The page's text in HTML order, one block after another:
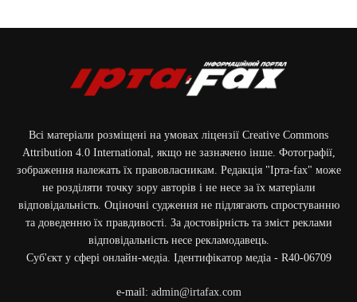
На Одещині 48 чоловіків планували перетин державного кордону
Всі матеріали розміщені на умовах ліцензії Creative Commons
Attribution 4.0 International, якщо не зазначено інше. Фотографії,
зображення належать їх правовласникам. Редакція "Ірта-fax" може
не розділяти точку зору авторів і не несе за їх матеріали
відповідальність. Оціночні судження не підлягають спростуванню
та доведенню їх правдивості. За достовірність та зміст реклами
відповідальність несе рекламодавець.
Cуб'єкт у сфері онлайн-медіа. Ідентифікатор медіа - R40-06709
e-mail: admin@irtafax.com